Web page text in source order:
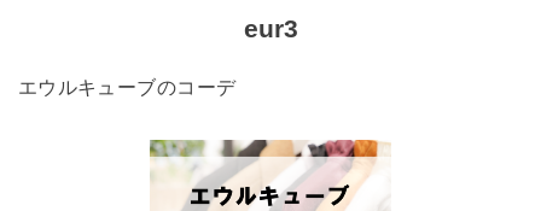
eur3
エウルキューブのコーデ